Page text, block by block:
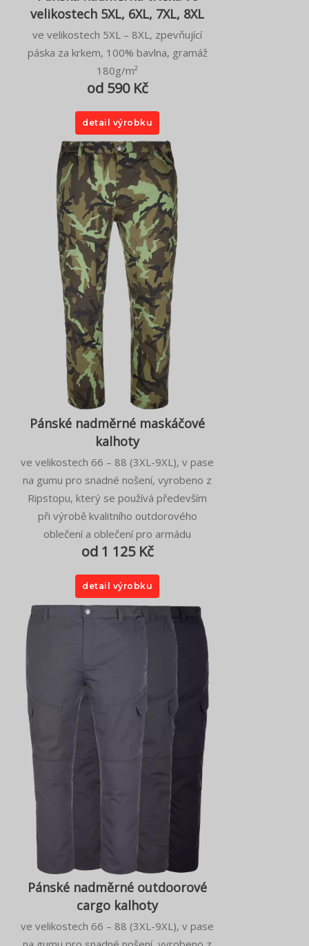
velikostech 5XL, 6XL, 7XL, 8XL
ve velikostech 5XL – 8XL, zpevňující
páska za krkem, 100% bavlna, gramáž
180g/m²
od 590 Kč
detail výrobku
Pánské nadměrné maskáčové
kalhoty
ve velikostech 66 – 88 (3XL-9XL), v pase
na gumu pro snadné nošení, vyrobeno z
Ripstopu, který se používá především
při výrobě kvalitního outdorového
oblečení a oblečení pro armádu
od 1 125 Kč
detail výrobku
Pánské nadměrné outdoorové
cargo kalhoty
ve velikostech 66 – 88 (3XL-9XL), v pase